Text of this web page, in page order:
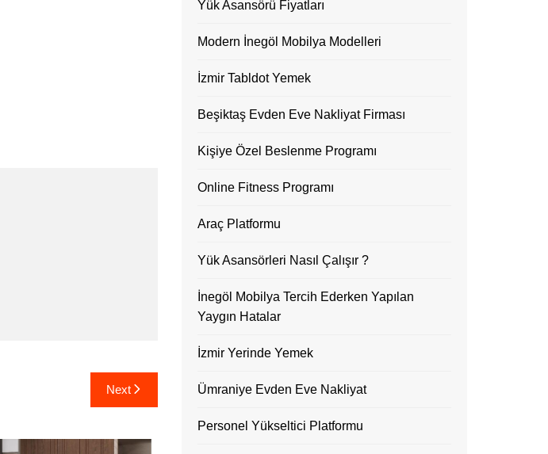
Next
Yük Asansörü Fiyatları
Modern İnegöl Mobilya Modelleri
İzmir Tabldot Yemek
Beşiktaş Evden Eve Nakliyat Firması
Kişiye Özel Beslenme Programı
Online Fitness Programı
Araç Platformu
Yük Asansörleri Nasıl Çalışır ?
İnegöl Mobilya Tercih Ederken Yapılan
Yaygın Hatalar
İzmir Yerinde Yemek
Ümraniye Evden Eve Nakliyat
Personel Yükseltici Platformu